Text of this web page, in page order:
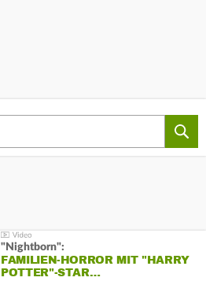
"Nightborn":
FAMILIEN-HORROR MIT "HARRY
POTTER"-STAR…